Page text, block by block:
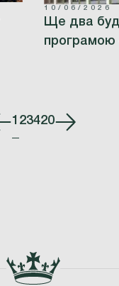
10/06/2026
Ще два будинки у ЖК PARK ROYAL
програмою
1 23420